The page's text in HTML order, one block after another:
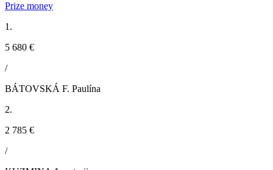
Prize money
1.
5 680 €
/
BÁTOVSKÁ F. Paulína
2.
2 785 €
/